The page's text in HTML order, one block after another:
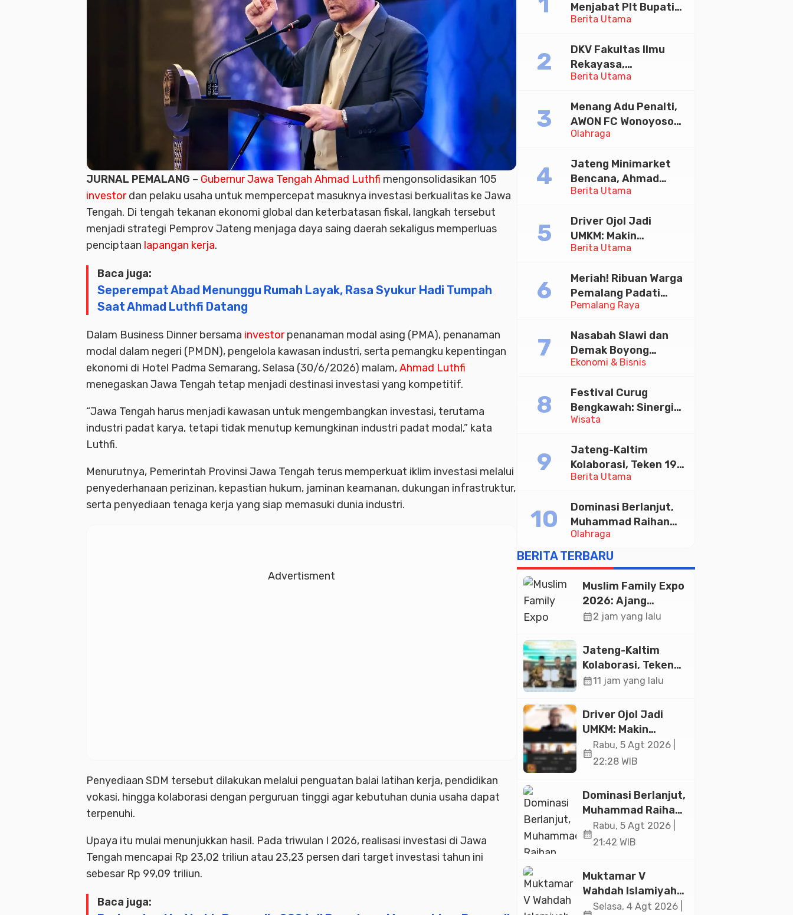
JURNAL PEMALANG – Gubernur Jawa Tengah Ahmad Luthfi mengonsolidasikan 105
investordan pelaku usaha untuk mempercepat masuknya investasi berkualitas ke Jawa
Tengah. Di tengah tekanan ekonomi global dan keterbatasan fiskal, langkah tersebut
menjadi strategi Pemprov Jateng menjaga daya saing daerah sekaligus memperluas
penciptaan lapangan kerja.
Baca juga:
Seperempat Abad Menunggu Rumah Layak, Rasa Syukur Hadi Tumpah
Saat Ahmad Luthfi Datang
Dalam Business Dinner bersama investorpenanaman modal asing (PMA), penanaman
modal dalam negeri (PMDN), pengelola kawasan industri, serta pemangku kepentingan
ekonomi di Hotel Padma Semarang, Selasa (30/6/2026) malam,Ahmad Luthfi
menegaskan Jawa Tengah tetap menjadi destinasi investasi yang kompetitif.
“Jawa Tengah harus menjadi kawasan untuk mengembangkan investasi, terutama
industri padat karya, tetapi tidak menutup kemungkinan industri padat modal,” kata
Luthfi.
Menurutnya, Pemerintah Provinsi Jawa Tengah terus memperkuat iklim investasi melalui
penyederhanaan perizinan, kepastian hukum, jaminan keamanan, dukungan infrastruktur,
serta penyediaan tenaga kerja yang siap memasuki dunia industri.
Advertisment
Penyediaan SDM tersebut dilakukan melalui penguatan balai latihan kerja, pendidikan
vokasi, hingga kolaborasi dengan perguruan tinggi agar kebutuhan dunia usaha dapat
terpenuhi.
Upaya itu mulai menunjukkan hasil. Pada triwulan I 2026, realisasi investasi di Jawa
Tengah mencapai Rp 23,02 triliun atau 23,23 persen dari target investasi tahun ini
sebesar Rp 99,09 triliun.
Baca juga:
Berita Utama
Menjabat Plt Bupati
Pemalang
Berita Utama
DKV Fakultas Ilmu
Rekayasa,
Universitas
Diskusi Desain
Olahraga
Menang Adu Penalti,
AWON FC Wonoyoso
Juara Bhayangkara
Berita Utama
Jateng Minimarket
Bencana, Ahmad
Luthfi Minta PMI Jadi
Berita Utama
Driver Ojol Jadi
UMKM: Makin
Sejahtera atau
Diskusi Paramadina
Pemalang Raya
Meriah! Ribuan Warga
Pemalang Padati
Kirab Festival Kamir
Ekonomi & Bisnis
Nasabah Slawi dan
Demak Boyong
Toyota Innova Zenix
Tabungan Bima Bank
Jateng
Wisata
Festival Curug
Bengkawah: Sinergi
Desa Sikasur dan
Memajukan Wisata
serta UMKM Lokal
Berita Utama
Jateng-Kaltim
Kolaborasi, Teken 19
Kerja Sama Ekonomi
Olahraga
Dominasi Berlanjut,
Muhammad Raihan
Fadila Sabet Emas
Kyorugi di Asian
Taekwondo Indonesia
Open 2026
BERITA TERBARU
Muslim Family Expo
2026: Ajang
Silaturahim dan
Ekonomi Halal di
Jakarta
calendar_month2 jam yang lalu
Jateng-Kaltim
Kolaborasi, Teken
19 Kerja Sama
20,2 Triliun
calendar_month11 jam yang lalu
Driver Ojol Jadi
UMKM: Makin
Sejahtera atau
Merana? Ini
Paramadina
calendar_month
Rabu, 5 Agt 2026 |
22:28 WIB
Dominasi Berlanjut,
Muhammad Raihan
Fadila Sabet Emas
Kyorugi di Asian
Indonesia Open
2026
calendar_month
Rabu, 5 Agt 2026 |
21:42 WIB
Muktamar V
Wahdah Islamiyah
Akan Kukuhkan
Selasa, 4 Agt 2026 |